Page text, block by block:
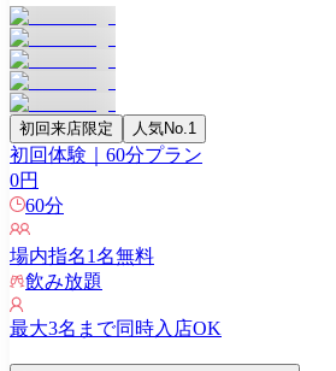
初回来店限定 人気No.1
初回体験｜60分プラン
0円
60分
場内指名1名無料
飲み放題
最大3名まで同時入店OK